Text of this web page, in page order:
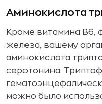
Аминокислота
Кроме витамина B6,
железа, вашему
аминокислота
серотонина.
можно было